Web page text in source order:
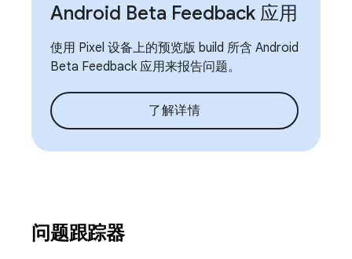
Android Beta Feedback 应用
使用 Pixel 设备上的预览版 build 所含 Android
Beta Feedback 应用来报告问题。
了解详情
问题跟踪器